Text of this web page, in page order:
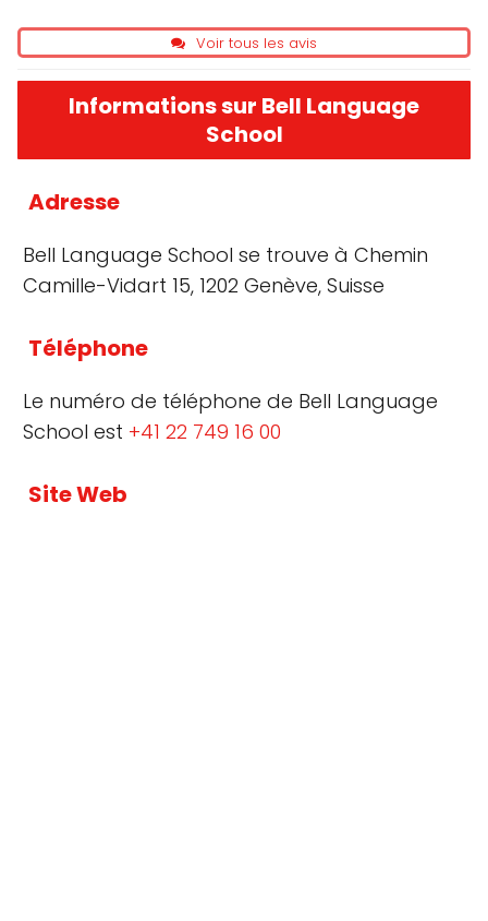
Voir tous les avis
Informations sur Bell Language
School
Adresse
Bell Language School se trouve à Chemin
Camille-Vidart 15, 1202 Genève, Suisse
Téléphone
Le numéro de téléphone de Bell Language
School est +41 22 749 16 00
Site Web